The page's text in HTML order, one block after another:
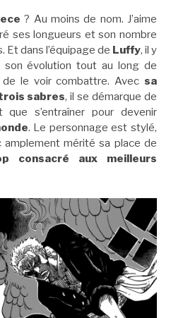
? Au moins de nom. J’aime
ses longueurs et son nombre
Et dans l’équipage de Luffy, il y
son évolution tout au long de
de le voir combattre. Avec sa
sabres, il se démarque de
s’entraîner pour devenir
. Le personnage est stylé,
mérité sa place de
consacré aux meilleurs